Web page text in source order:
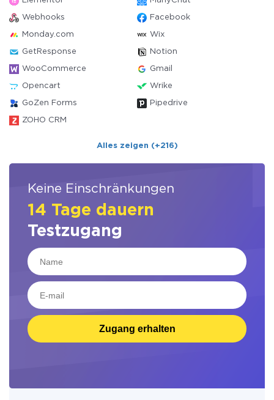
Webhooks Facebook
Monday.com Wix
GetResponse Notion
WooCommerce Gmail
Opencart Wrike
GoZen Forms Pipedrive
ZOHO CRM
Alles zeigen (+216)
Keine Einschränkungen
14 Tage dauern
Testzugang
Zugang erhalten